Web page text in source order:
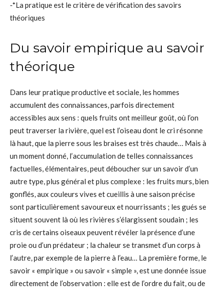
-*La pratique est le critère de vérification des savoirs
théoriques
Du savoir empirique au savoir
théorique
Dans leur pratique productive et sociale, les hommes
accumulent des connaissances, parfois directement
accessibles aux sens : quels fruits ont meilleur goût, où l’on
peut traverser la rivière, quel est l’oiseau dont le cri résonne
là haut, que la pierre sous les braises est très chaude… Mais à
un moment donné, l’accumulation de telles connaissances
factuelles, élémentaires, peut déboucher sur un savoir d’un
autre type, plus général et plus complexe : les fruits murs, bien
gonflés, aux couleurs vives et cueillis à une saison précise
sont particulièrement savoureux et nourrissants ; les gués se
situent souvent là où les rivières s’élargissent soudain ; les
cris de certains oiseaux peuvent révéler la présence d’une
proie ou d’un prédateur ; la chaleur se transmet d’un corps à
l’autre, par exemple de la pierre à l’eau… La première forme, le
savoir « empirique » ou savoir « simple », est une donnée issue
directement de l’observation : elle est de l’ordre du fait, ou de